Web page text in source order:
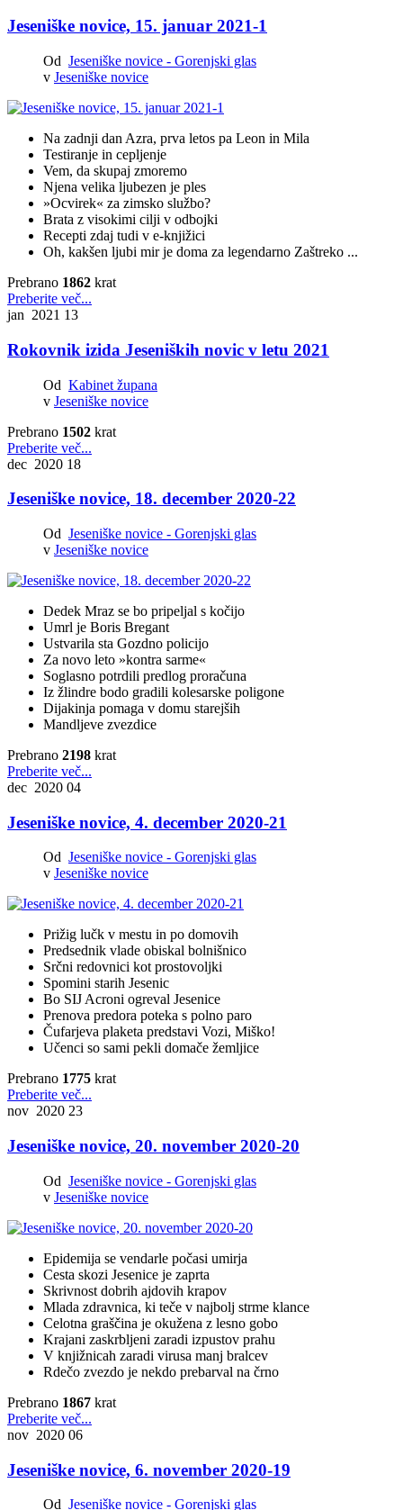
Jeseniške novice, 15. januar 2021-1
Od Jeseniške novice - Gorenjski glas
v Jeseniške novice
Na zadnji dan Azra, prva letos pa Leon in Mila
Testiranje in cepljenje
Vem, da skupaj zmoremo
Njena velika ljubezen je ples
»Ocvirek« za zimsko službo?
Brata z visokimi cilji v odbojki
Recepti zdaj tudi v e-knjižici
Oh, kakšen ljubi mir je doma za legendarno Zaštreko ...
Prebrano 1862 krat
Preberite več...
jan 2021 13
Rokovnik izida Jeseniških novic v letu 2021
Od Kabinet župana
v Jeseniške novice
Prebrano 1502 krat
Preberite več...
dec 2020 18
Jeseniške novice, 18. december 2020-22
Od Jeseniške novice - Gorenjski glas
v Jeseniške novice
Dedek Mraz se bo pripeljal s kočijo
Umrl je Boris Bregant
Ustvarila sta Gozdno policijo
Za novo leto »kontra sarme«
Soglasno potrdili predlog proračuna
Iz žlindre bodo gradili kolesarske poligone
Dijakinja pomaga v domu starejših
Mandljeve zvezdice
Prebrano 2198 krat
Preberite več...
dec 2020 04
Jeseniške novice, 4. december 2020-21
Od Jeseniške novice - Gorenjski glas
v Jeseniške novice
Prižig lučk v mestu in po domovih
Predsednik vlade obiskal bolnišnico
Srčni redovnici kot prostovoljki
Spomini starih Jesenic
Bo SIJ Acroni ogreval Jesenice
Prenova predora poteka s polno paro
Čufarjeva plaketa predstavi Vozi, Miško!
Učenci so sami pekli domače žemljice
Prebrano 1775 krat
Preberite več...
nov 2020 23
Jeseniške novice, 20. november 2020-20
Od Jeseniške novice - Gorenjski glas
v Jeseniške novice
Epidemija se vendarle počasi umirja
Cesta skozi Jesenice je zaprta
Skrivnost dobrih ajdovih krapov
Mlada zdravnica, ki teče v najbolj strme klance
Celotna graščina je okužena z lesno gobo
Krajani zaskrbljeni zaradi izpustov prahu
V knjižnicah zaradi virusa manj bralcev
Rdečo zvezdo je nekdo prebarval na črno
Prebrano 1867 krat
Preberite več...
nov 2020 06
Jeseniške novice, 6. november 2020-19
Od Jeseniške novice - Gorenjski glas